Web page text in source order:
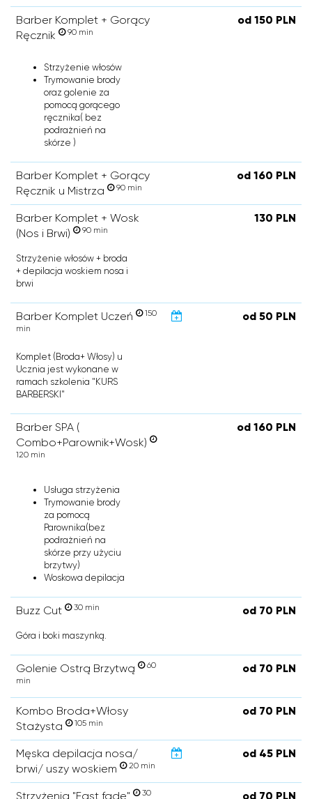
Barber Komplet + Gorący
Ręcznik
90 min
od 150 PLN
Strzyżenie włosów
Trymowanie brody
oraz golenie za
pomocą gorącego
ręcznika( bez
podrażnień na
skórze )
Barber Komplet + Gorący
Ręcznik u Mistrza
90 min
od 160 PLN
Barber Komplet + Wosk
(Nos i Brwi)
90 min
130 PLN
Strzyżenie włosów + broda
+ depilacja woskiem nosa i
brwi
Barber Komplet Uczeń
150
min
od 50 PLN
Komplet (Broda+ Włosy) u
Ucznia jest wykonane w
ramach szkolenia "KURS
BARBERSKI"
Barber SPA (
Combo+Parownik+Wosk)
120 min
od 160 PLN
Usługa strzyżenia
Trymowanie brody
za pomocą
Parownika(bez
podrażnień na
skórze przy użyciu
brzytwy)
Woskowa depilacja
Buzz Cut 30 min od 70 PLN
Góra i boki maszynką.
Golenie Ostrą Brzytwą
60
min
od 70 PLN
Kombo Broda+Włosy
Stażysta
105 min
od 70 PLN
Męska depilacja nosa/
brwi/ uszy woskiem
20 min
od 45 PLN
Strzyżenia "Fast fade"
30
od 70 PLN